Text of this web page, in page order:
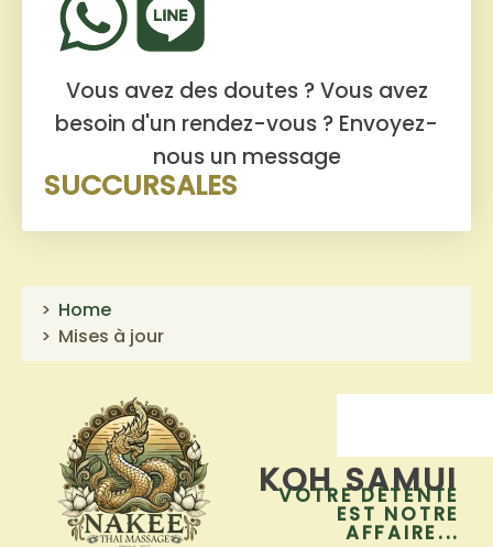
Vous avez des doutes ? Vous avez
besoin d'un rendez-vous ? Envoyez-
nous un message
SUCCURSALES
Home
Mises à jour
KOH SAMUI
VOTRE DÉTENTE
EST NOTRE
AFFAIRE...